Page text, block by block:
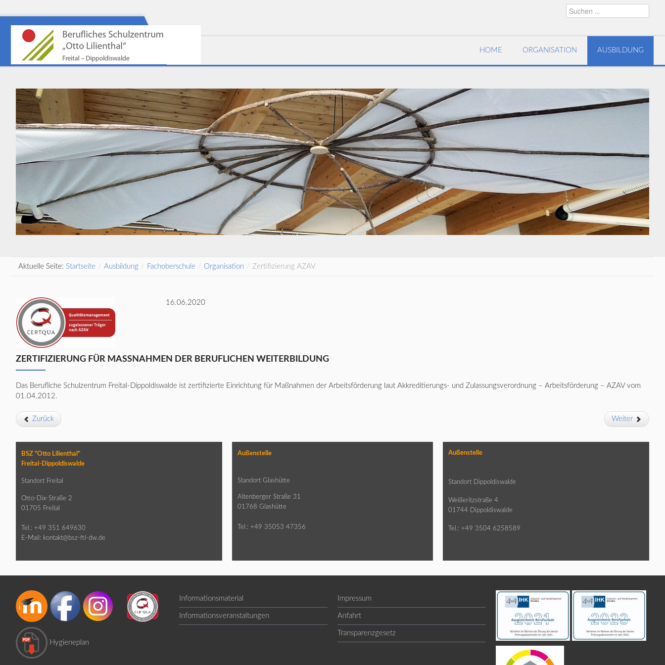
HOME ORGANISATION AUSBILDUNG
Aktuelle Seite: Startseite / Ausbildung / Fachoberschule / Organisation / Zertifizierung AZAV
16.06.2020
ZERTIFIZIERUNG FÜR MASSNAHMEN DER BERUFLICHEN WEITERBILDUNG
Das Berufliche Schulzentrum Freital-Dippoldiswalde ist zertifizierte Einrichtung für Maßnahmen der Arbeitsförderung laut Akkreditierungs- und Zulassungsverordnung – Arbeitsförderung – AZAV vom
01.04.2012.
Zurück Weiter
BSZ "Otto Lilienthal"
Freital-Dippoldiswalde
Standort Freital
Otto-Dix-Straße 2
01705 Freital
Tel.: +49 351 649630
E-Mail: kontakt@bsz-ftl-dw.de
Außenstelle
Standort Glashütte
Altenberger Straße 31
01768 Glashütte
Tel.: +49 35053 47356
Außenstelle
Standort Dippoldiswalde
Weißeritzstraße 4
01744 Dippoldiswalde
Tel.: +49 3504 6258589
Hygieneplan
Informationsmaterial
Informationsveranstaltungen
Impressum
Anfahrt
Transparenzgesetz